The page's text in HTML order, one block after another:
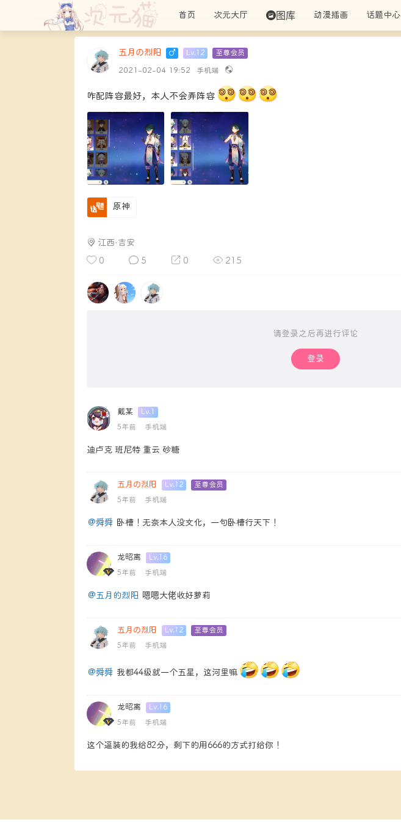
首页 次元大厅 图库 动漫插画 话题中心
五月の烈阳 Lv.12 至尊会员
2021-02-04 19:52 手机端
咋配阵容最好，本人不会弄阵容
原神
江西·吉安
0 5 0 215
请登录之后再进行评论
登录
戴某
Lv.1
5年前
手机端
迪卢克 班尼特 重云 砂糖
五月の烈阳 Lv.12 至尊会员
5年前
手机端
@舜舜 卧槽！无奈本人没文化，一句卧槽行天下！
龙昭离 Lv.16
5年前
手机端
@五月的烈阳 嗯嗯大佬收好萝莉
五月の烈阳 Lv.12 至尊会员
5年前
手机端
@舜舜 我都44级就一个五星，这河里嘛
龙昭离 Lv.16
5年前
手机端
这个逼装的我给82分，剩下的用666的方式打给你！